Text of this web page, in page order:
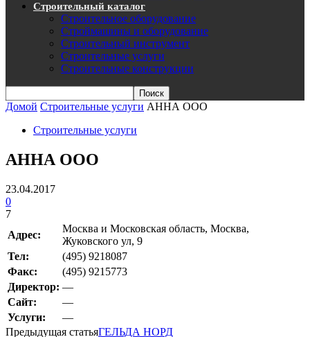
Строительный каталог
Строительное оборудование
Строймашины и оборудование
Строительный инструмент
Строительные услуги
Строительные конструкции
Домой Строительные услуги АННА ООО
Строительные услуги
АННА ООО
23.04.2017
0
7
Адрес:
Москва и Московская область, Москва,
Жуковского ул, 9
Teл:
(495) 9218087
Факс:
(495) 9215773
Директор: —
Сайт:
—
Услуги:
—
Предыдущая статьяГЕЛЬДА НОРД